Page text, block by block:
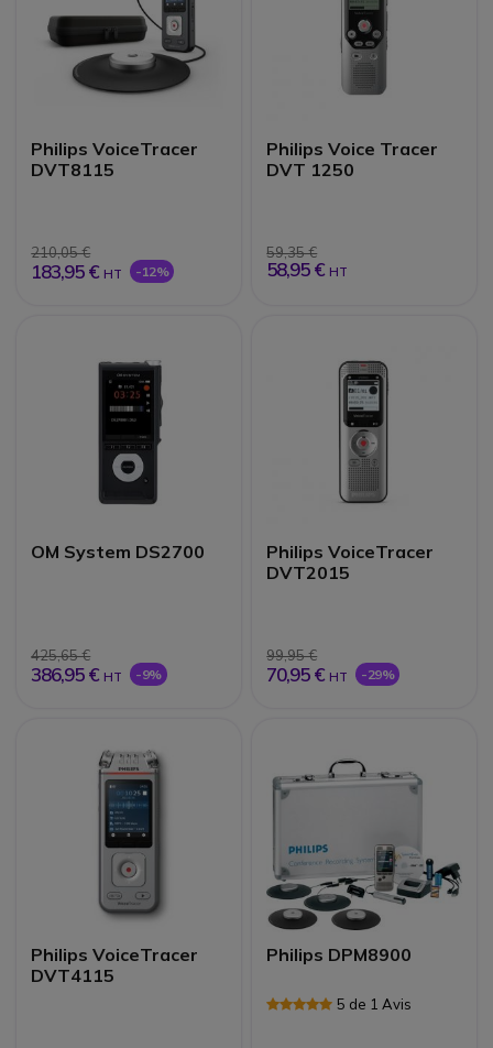
Philips VoiceTracer
DVT8115
210,05 €
183,95 € HT -12%
Philips Voice Tracer
DVT 1250
59,35 €
58,95 € HT
OM System DS2700
425,65 €
386,95 € HT -9%
Philips VoiceTracer
DVT2015
99,95 €
70,95 € HT -29%
Philips VoiceTracer
DVT4115
Philips DPM8900
5 de 1 Avis